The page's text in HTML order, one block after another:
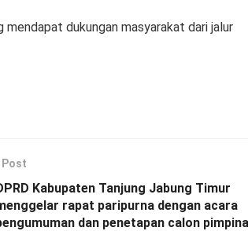
mendapat dukungan masyarakat dari jalur
Post
Kabupaten Tanjung Jabung Timur
rapat paripurna dengan acara
dan penetapan calon